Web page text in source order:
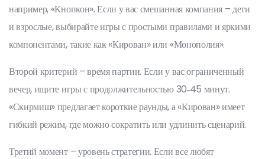
например, «Кнопкон». Если у вас смешанная компания – дети
и взрослые, выбирайте игры с простыми правилами и яркими
компонентами, такие как «Кирован» или «Монополия».
Второй критерий – время партии. Если у вас ограниченный
вечер, ищите игры с продолжительностью 30‑45 минут.
«Скирмиш» предлагает короткие раунды, а «Кирован» имеет
гибкий режим, где можно сократить или удлинить сценарий.
Третий момент – уровень стратегии. Если все любят